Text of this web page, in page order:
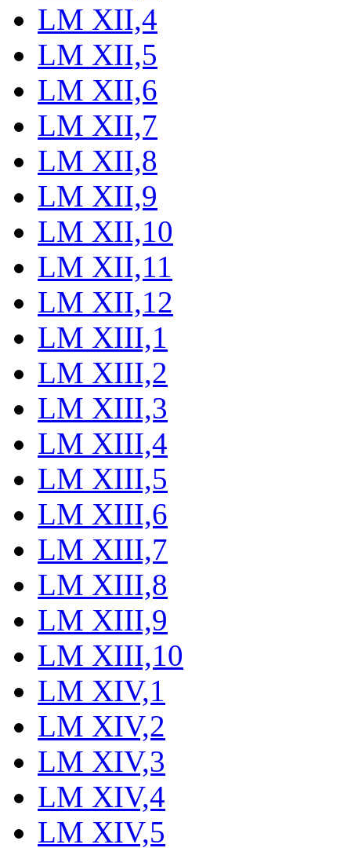
LM XII,4
LM XII,5
LM XII,6
LM XII,7
LM XII,8
LM XII,9
LM XII,10
LM XII,11
LM XII,12
LM XIII,1
LM XIII,2
LM XIII,3
LM XIII,4
LM XIII,5
LM XIII,6
LM XIII,7
LM XIII,8
LM XIII,9
LM XIII,10
LM XIV,1
LM XIV,2
LM XIV,3
LM XIV,4
LM XIV,5